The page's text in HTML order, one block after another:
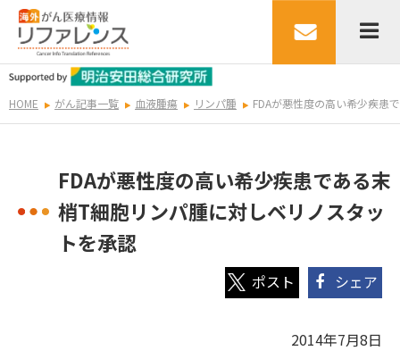
HOME がん記事一覧 血液腫瘍 リンパ腫 FDAが悪性度の高い希少疾患
FDAが悪性度の高い希少疾患である末
梢T細胞リンパ腫に対しベリノスタッ
トを承認
シェア
2014年7月8日